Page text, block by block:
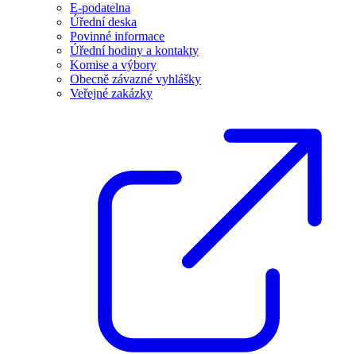
E-podatelna
Úřední deska
Povinné informace
Úřední hodiny a kontakty
Komise a výbory
Obecně závazné vyhlášky
Veřejné zakázky